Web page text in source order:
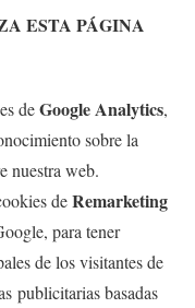
ESTA PÁGINA
deGoogle Analytics,
sobre la
nuestra web.
deRemarketing
para tener
de los visitantes de
publicitarias basadas